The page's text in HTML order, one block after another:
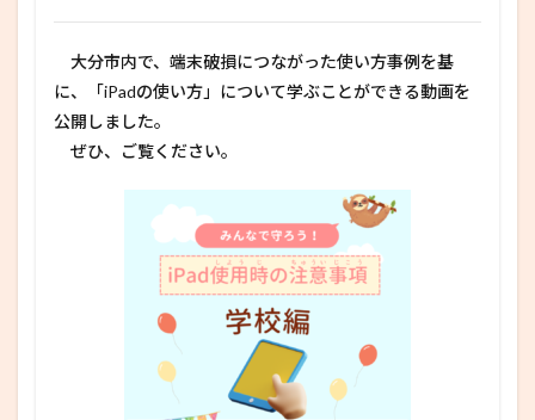
大分市内で、端末破損につながった使い方事例を基
に、「iPadの使い方」について学ぶことができる動画を
公開しました。
ぜひ、ご覧ください。